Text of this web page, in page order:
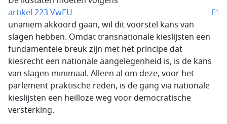
artikel 223 VwEU
unaniem akkoord gaan, wil dit voorstel kans van
slagen hebben. Omdat transnationale kieslijsten een
fundamentele breuk zijn met het principe dat
kiesrecht een nationale aangelegenheid is, is de kans
van slagen minimaal. Alleen al om deze, voor het
parlement praktische reden, is de gang via nationale
kieslijsten een heilloze weg voor democratische
versterking.